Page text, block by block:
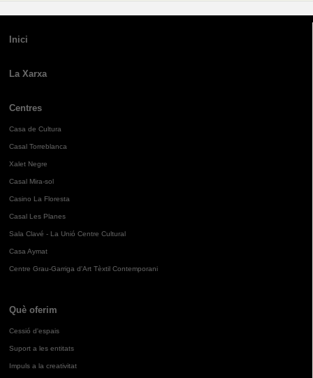
Inici
La Xarxa
Centres
Casa de Cultura
Casal Torreblanca
Xalet Negre
Casal Mira-sol
Casino La Floresta
Casal Les Planes
Sala Clavé - La Unió Centre Cultural
Casa Aymat
Centre Grau-Garriga d'Art Tèxtil Contemporani
Què oferim
Cessió d'espais
Suport a les entitats
Impuls a la creativitat